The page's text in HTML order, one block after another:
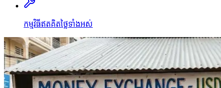
កម្មវិធីឥតគិតថ្លៃទាំងអស់